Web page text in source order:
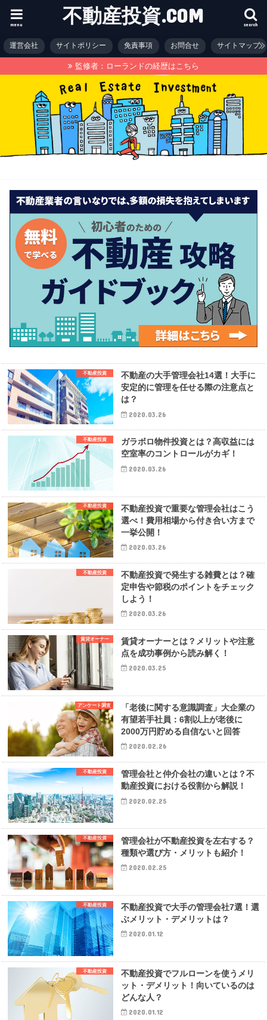
不動産投資.COM search
menu
運営会社 サイトポリシー 免責事項 お問合せ サイトマップ
監修者：ローランドの経歴はこちら
不動産投資
不動産の大手管理会社14選！大手に
安定的に管理を任せる際の注意点と
は？
2020.03.26
不動産投資
ガラボロ物件投資とは？高収益には
空室率のコントロールがカギ！
2020.03.26
不動産投資
不動産投資で重要な管理会社はこう
選べ！費用相場から付き合い方まで
一挙公開！
2020.03.26
不動産投資
不動産投資で発生する雑費とは？確
定申告や節税のポイントをチェック
しよう！
2020.03.26
賃貸オーナー
賃貸オーナーとは？メリットや注意
点を成功事例から読み解く！
2020.03.25
アンケート調査
「老後に関する意識調査」大企業の
有望若手社員：6割以上が老後に
2000万円貯める自信ないと回答
2020.02.26
不動産投資
管理会社と仲介会社の違いとは？不
動産投資における役割から解説！
2020.02.25
不動産投資
管理会社が不動産投資を左右する？
種類や選び方・メリットも紹介！
2020.02.25
不動産投資
不動産投資で大手の管理会社7選！選
ぶメリット・デメリットは？
2020.01.12
不動産投資
不動産投資でフルローンを使うメリ
ット・デメリット！向いているのは
どんな人？
2020.01.12